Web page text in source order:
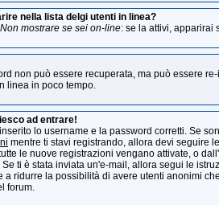
nella lista delgi utenti in linea?
Non mostrare se sei on-line: se la attivi, apparirai
non può essere recuperata, ma può essere
linea in poco tempo.
ad entrare!
lo username e la password corretti. Se
mentre ti stavi registrando, allora devi seguire
le nuove registrazioni vengano attivate, o
ti è stata inviata un'e-mail, allora segui le
a ridurre la possibilità di avere utenti anonimi
forum.